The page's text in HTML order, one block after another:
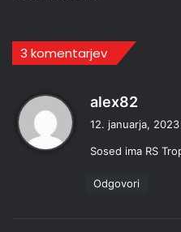
3 komentarjev
alex82
v
:
12. januarja,
Sosed ima RS
Odgovori